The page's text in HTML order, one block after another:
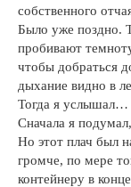
собственного
Было уже поздно.
пробивают
чтобы добраться
дыхание видно в
Тогда я услышал…
Сначала я
Но этот плач был
громче, по мере
контейнеру в